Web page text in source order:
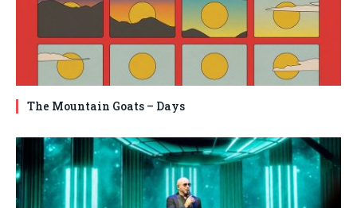
The Mountain Goats – Days